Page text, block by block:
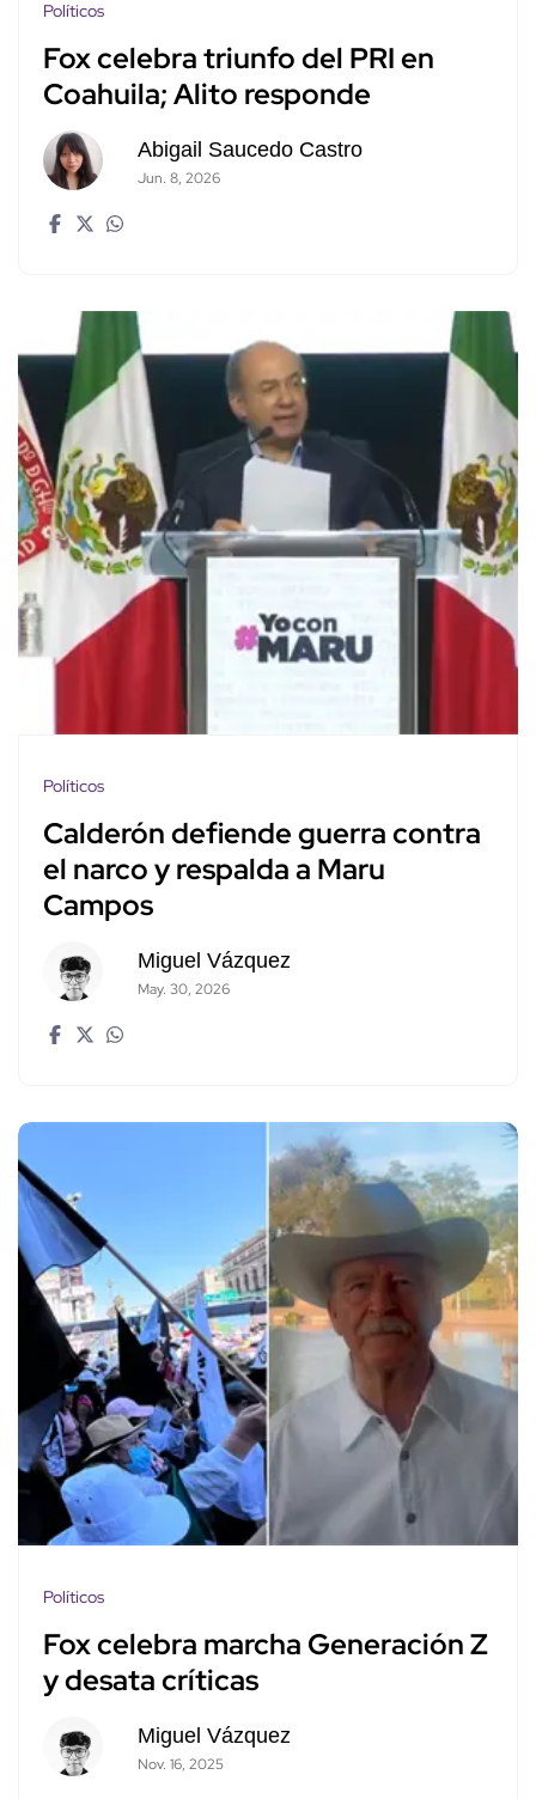
Políticos
Fox celebra triunfo del PRI en
Coahuila; Alito responde
Abigail Saucedo Castro
Jun. 8, 2026
Políticos
Calderón defiende guerra contra
el narco y respalda a Maru
Campos
Miguel Vázquez
May. 30, 2026
Políticos
Fox celebra marcha Generación Z
y desata críticas
Miguel Vázquez
Nov. 16, 2025